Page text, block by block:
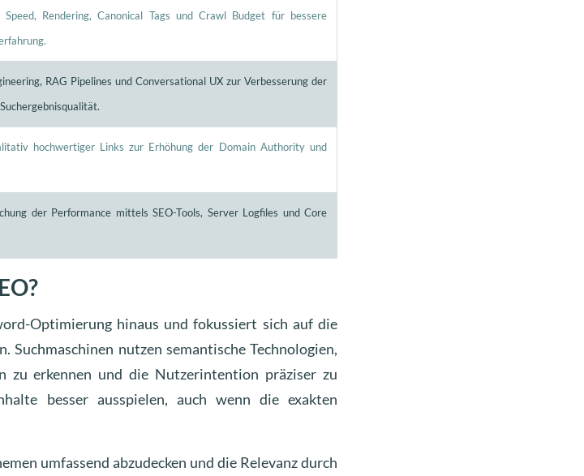
Rendering, Canonical Tags und Crawl Budget für bessere
RAG Pipelines und Conversational UX zur Verbesserung der
hochwertiger Links zur Erhöhung der Domain Authority und
der Performance mittels SEO-Tools, Server Logfiles und Core
Optimierung hinaus und fokussiert sich auf die
nutzen semantische Technologien,
zu erkennen und die Nutzerintention präziser zu
besser ausspielen, auch wenn die exakten
umfassend abzudecken und die Relevanz durch